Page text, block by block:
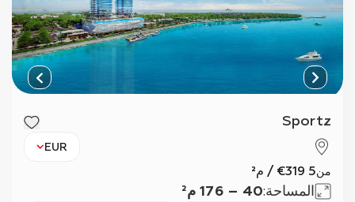
Sportz
EUR
من5 319
€
/ م²
المساحة:40 – 176 م²